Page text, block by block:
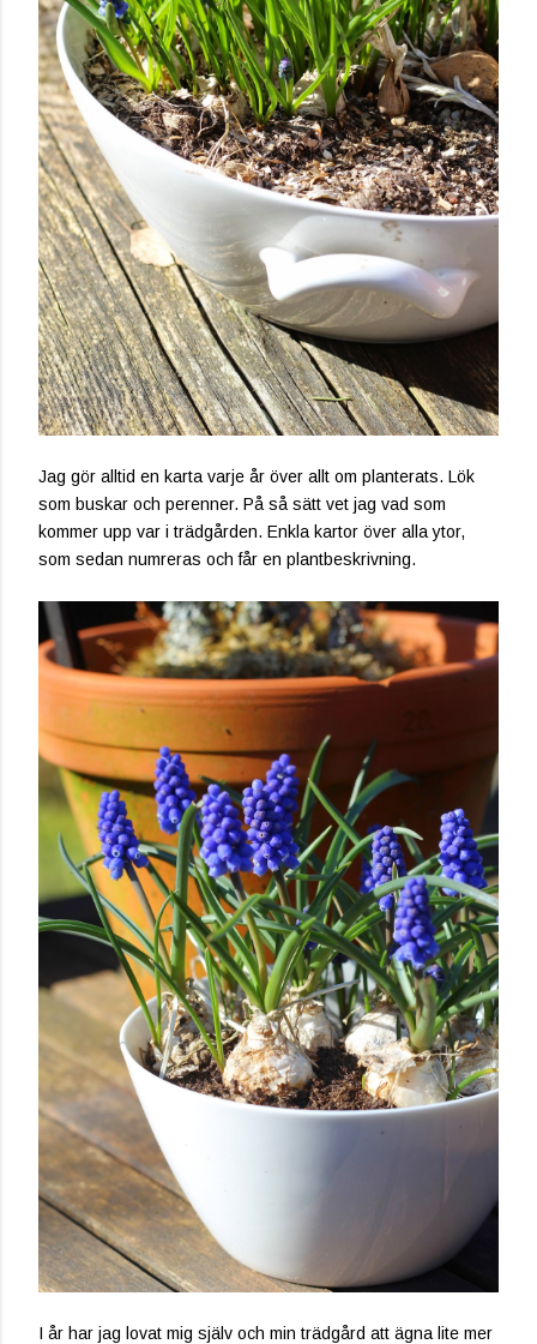
Jag gör alltid en karta varje år över allt om planterats. Lök
som buskar och perenner. På så sätt vet jag vad som
kommer upp var i trädgården. Enkla kartor över alla ytor,
som sedan numreras och får en plantbeskrivning.
I år har jag lovat mig själv och min trädgård att ägna lite mer